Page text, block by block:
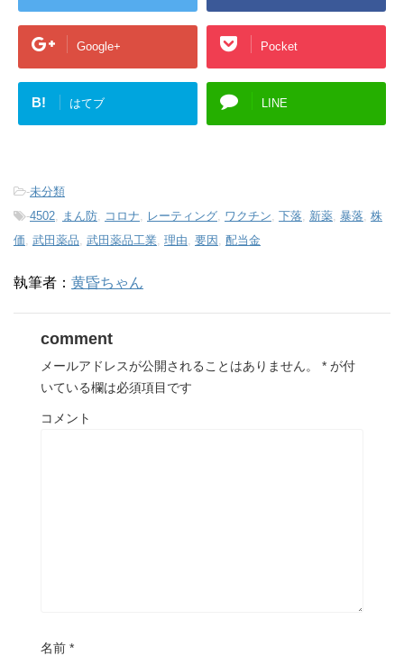
Google+ Pocket
B! はてブ LINE
-未分類
-4502 まん防 コロナ レーティング ワクチン 下落 新薬 暴落 株
価 武田薬品 武田薬品工業 理由 要因 配当金
執筆者： 黄昏ちゃん
comment
メールアドレスが公開されることはありません。 * が付
いている欄は必須項目です
コメント
名前 *